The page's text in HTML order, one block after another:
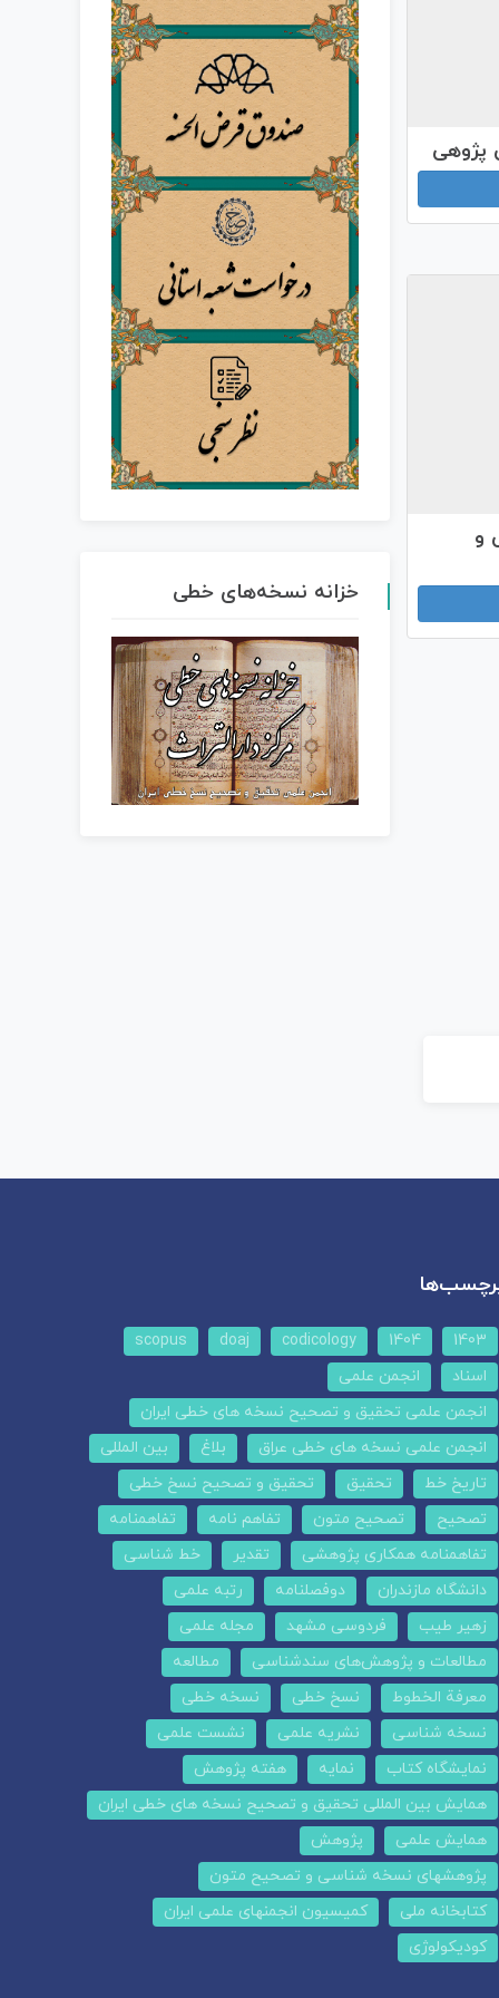
و
خزانه نسخه‌های خطی
1403
1404
codicology
doaj
scopus
اسناد
انجمن علمی
انجمن علمی تحقیق و تصحیح نسخه های خطی ایران
انجمن علمی نسخه های خطی عراق
بلاغ
بین المللی
تاریخ خط
تحقیق
تحقیق و تصحیح نسخ خطی
تصحیح
تصحیح متون تفاهم نامه
تفاهمنامه
تفاهمنامه همکاری پژوهشی
تقدیر
خط شناسی
دانشگاه مازندران
دوفصلنامه
رتبه علمی
زهیر طیب
فردوسی مشهد
مجله علمی
مطالعات و پژوهش‌های سندشناسی
مطالعه
معرفة الخطوط
نسخ خطی
نسخه خطی
نسخه شناسی
نشریه علمی
نشست علمی
نمایشگاه کتاب
نمایه
هفته پژوهش
همایش بین المللی تحقیق و تصحیح نسخه های خطی ایران
همایش علمی
پژوهش
پژوهشهای نسخه شناسی و تصحیح متون
کتابخانه ملی
کمیسیون انجمنهای علمی ایران
کودیکولوژی